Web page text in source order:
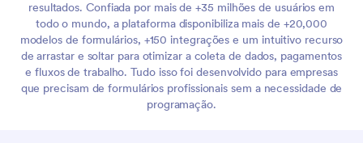
resultados. Confiada por mais de +35 milhões de usuários em
todo o mundo, a plataforma disponibiliza mais de +20,000
modelos de formulários, +150 integrações e um intuitivo recurso
de arrastar e soltar para otimizar a coleta de dados, pagamentos
e fluxos de trabalho. Tudo isso foi desenvolvido para empresas
que precisam de formulários profissionais sem a necessidade de
programação.